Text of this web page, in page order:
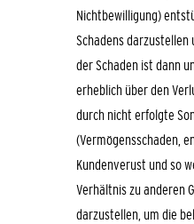
Nichtbewilligung)
Schadens darzustellen
der Schaden ist dann
erheblich über den
durch nicht erfolgte
(Vermögensschaden,
Kundenverust und so
Verhältnis zu anderen
darzustellen, um die